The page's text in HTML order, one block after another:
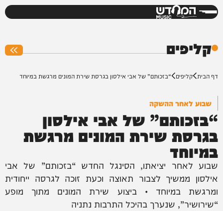
המחדש
קליפים
דף הבית קליפים “בזכותם” של אבי אילסון בגרסת שירת המונים מרגשת במיוחד
שבוע לאחר ההשקה
“בזכותם” של אבי אילסון
בגרסת שירת המונים מרגשת
במיוחד
שבוע לאחר יציאתו, הסינגל החדש “בזכותם” של אבי
אילסון ממשיך לצבור תאוצה וכעת זוכה לגרסה ייחודית
ומרגשת במיוחד • ביצוע שירת המונים מתוך מופע
“שירושיר”, שנערך בהיכל התרבות נתניה